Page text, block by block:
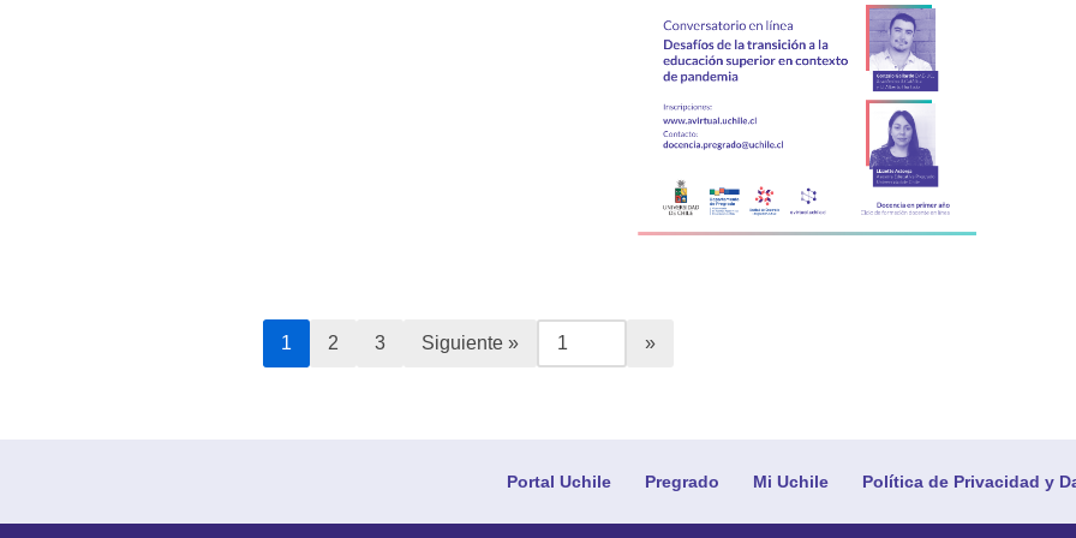
1 2 3 Siguiente »
Portal Uchile Pregrado Mi Uchile Política de Privacidad y